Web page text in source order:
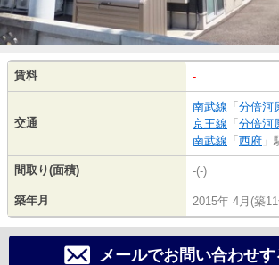
賃料 -
交通
南武線 「 分倍河
京王線 「 分倍河
南武線 「 西府 」
間取り(面積) -(-)
築年月 2015年 4月(築
メールでお問い合わせ